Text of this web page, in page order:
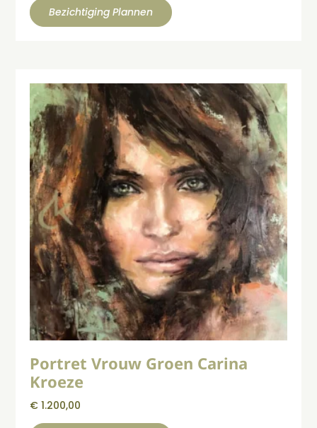
Bezichtiging Plannen
Portret Vrouw Groen Carina
Kroeze
€ 1.200,00